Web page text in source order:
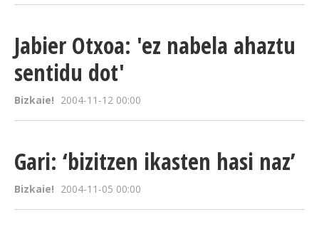
Jabier Otxoa: 'ez nabela ahaztu
sentidu dot'
Bizkaie! 2004-11-12 00:00
Gari: ‘bizitzen ikasten hasi naz’
Bizkaie! 2004-11-05 00:00